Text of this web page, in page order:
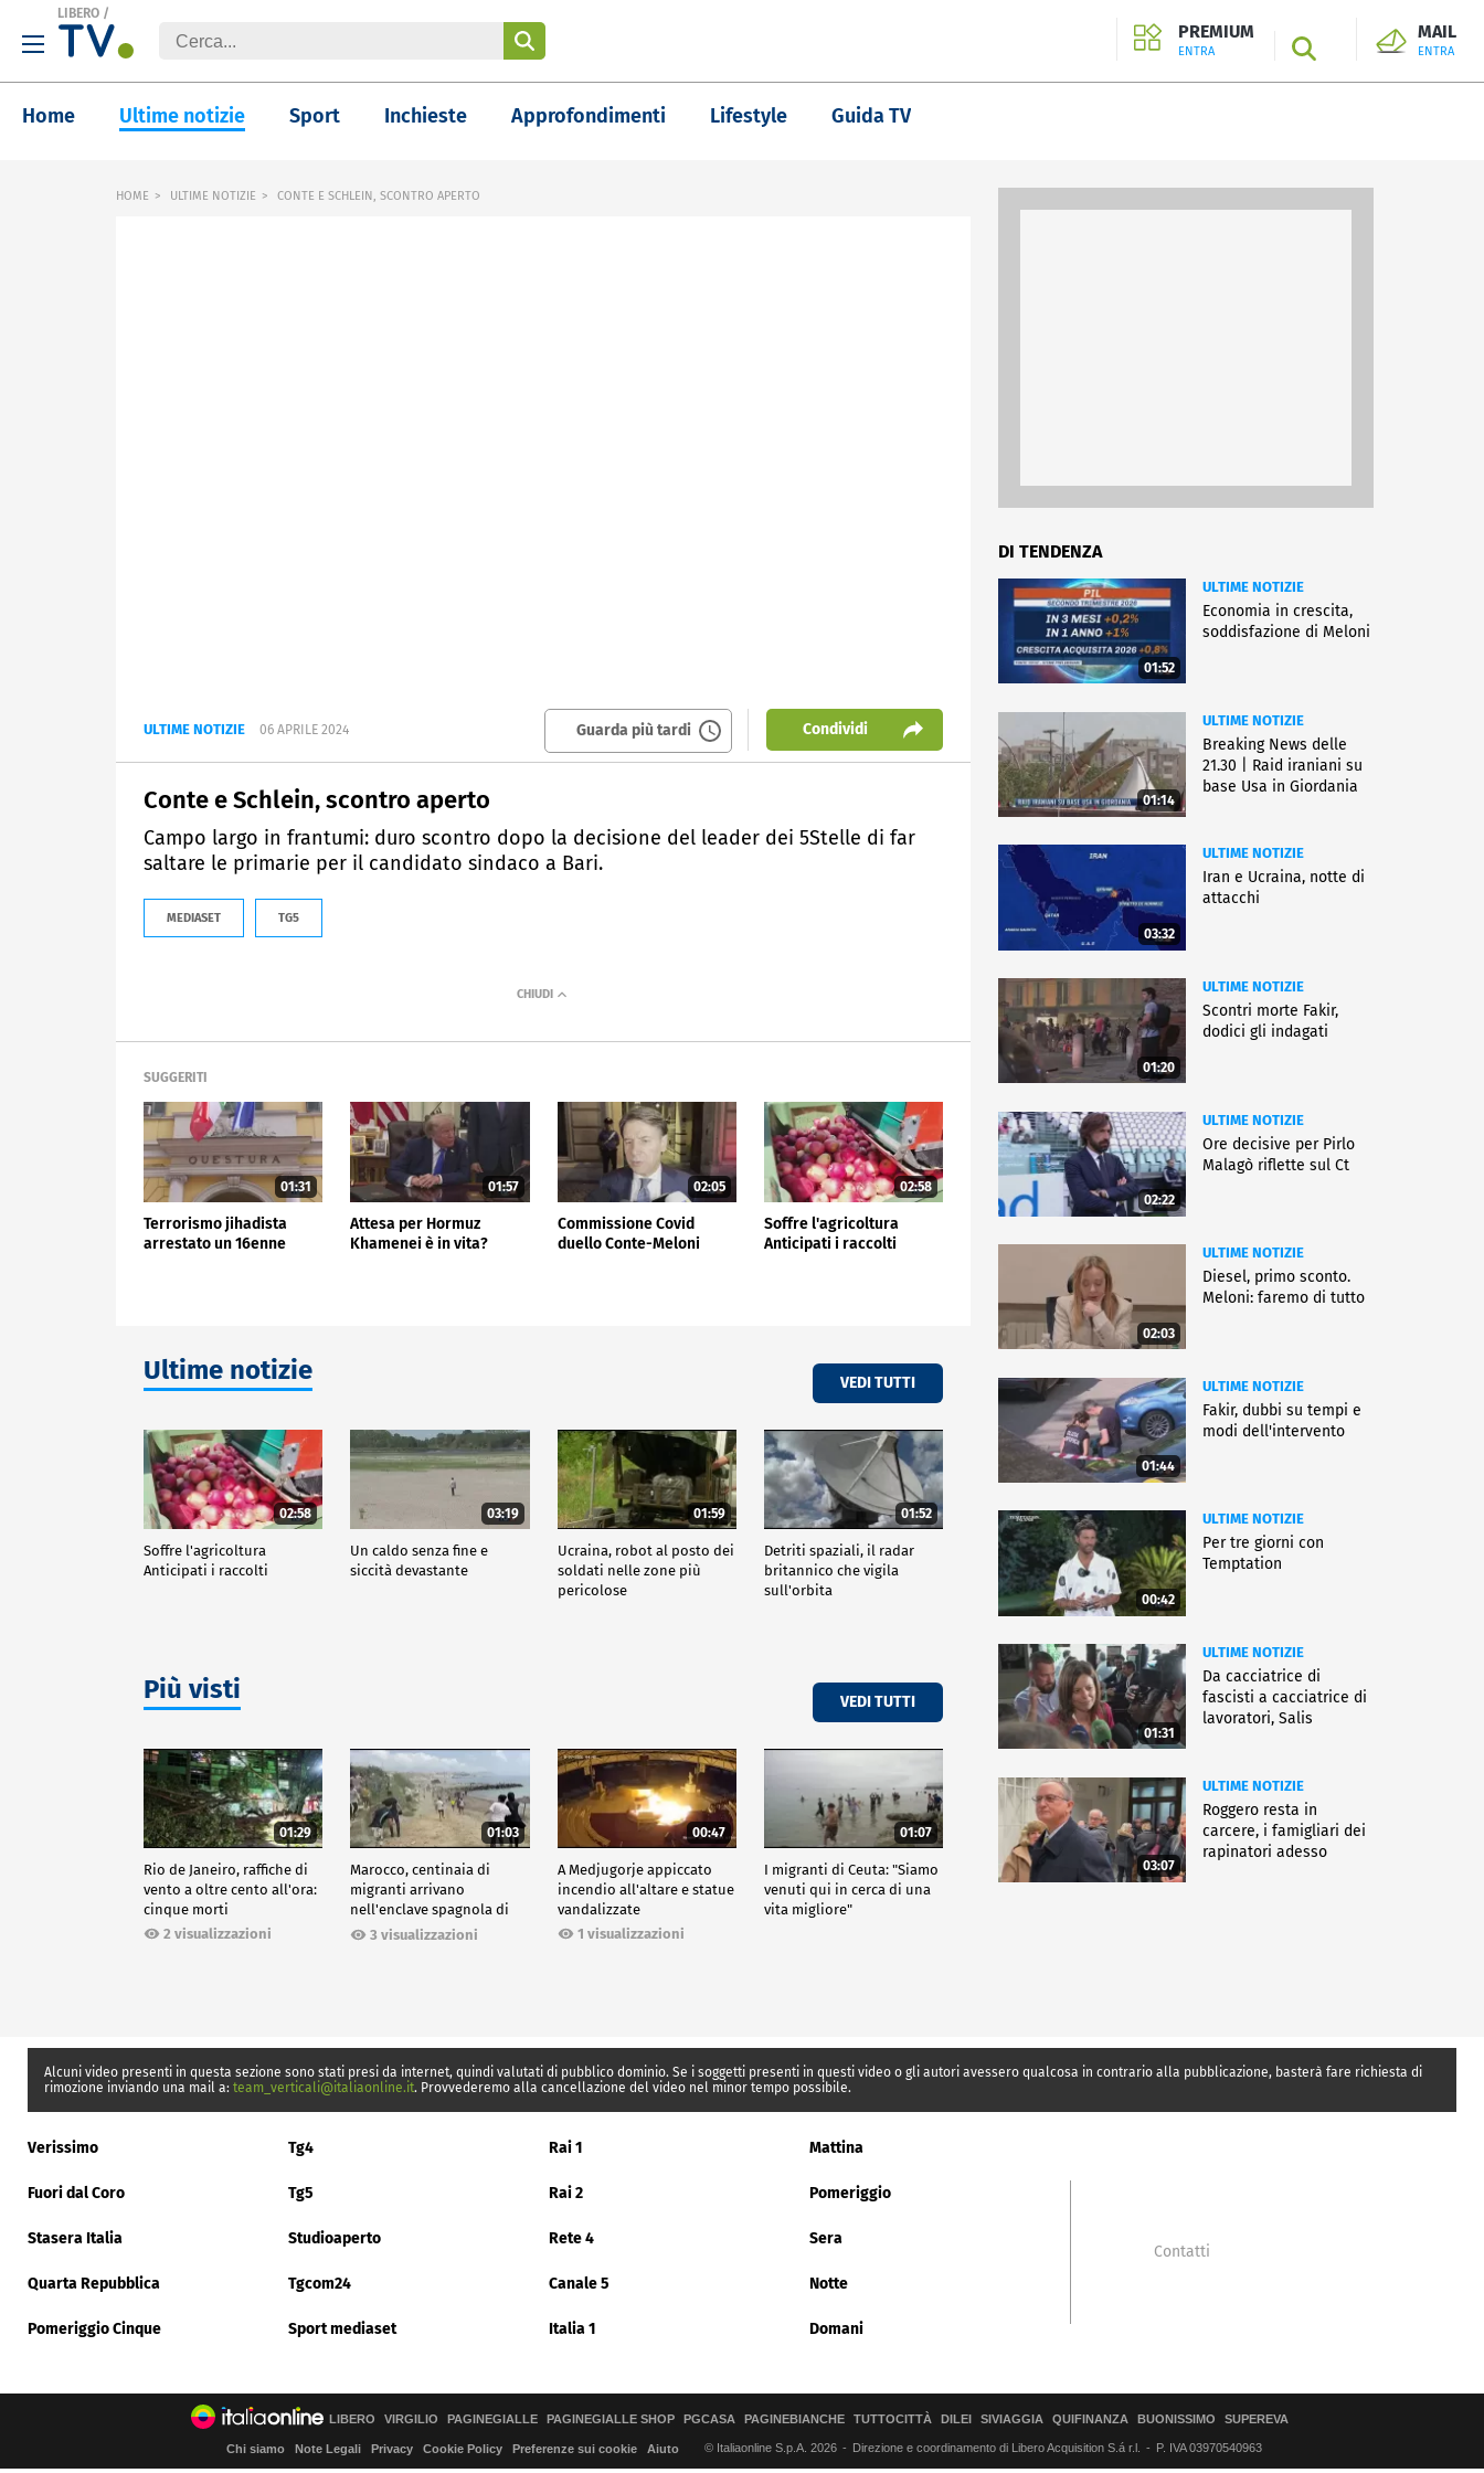
LIBERO /
PREMIUM
ENTRA SEARCH
MAIL
ENTRA
Home Ultime notizie Sport Inchieste Approfondimenti Lifestyle Guida TV
HOME ULTIME NOTIZIE CONTE E SCHLEIN, SCONTRO APERTO
ULTIME NOTIZIE 06 APRILE 2024 Guarda più tardi Condividi
Conte e Schlein, scontro aperto
Campo largo in frantumi: duro scontro dopo la decisione del leader dei 5Stelle di far
saltare le primarie per il candidato sindaco a Bari.
MEDIASET TG5
SUGGERITI
01:31
Terrorismo jihadista
arrestato un 16enne
01:57
Attesa per Hormuz
Khamenei è in vita?
02:05
Commissione Covid
duello Conte-Meloni
02:58
Soffre l'agricoltura
Anticipati i raccolti
Ultime notizie VEDI TUTTI
02:58
Soffre l'agricoltura
Anticipati i raccolti
03:19
Un caldo senza fine e
siccità devastante
01:59
Ucraina, robot al posto dei
soldati nelle zone più
pericolose
01:52
Detriti spaziali, il radar
britannico che vigila
sull'orbita
Più visti VEDI TUTTI
01:29
Rio de Janeiro, raffiche di
vento a oltre cento all'ora:
cinque morti
2 visualizzazioni
01:03
Marocco, centinaia di
migranti arrivano
nell'enclave spagnola di
Ceuta3 visualizzazioni
00:47
A Medjugorje appiccato
incendio all'altare e statue
vandalizzate
1 visualizzazioni
01:07
I migranti di Ceuta: "Siamo
venuti qui in cerca di una
vita migliore"
DI TENDENZA
01:52
ULTIME NOTIZIE
Economia in crescita,
soddisfazione di Meloni
01:14
ULTIME NOTIZIE
Breaking News delle
21.30 | Raid iraniani su
base Usa in Giordania
03:32
ULTIME NOTIZIE
Iran e Ucraina, notte di
attacchi
01:20
ULTIME NOTIZIE
Scontri morte Fakir,
dodici gli indagati
02:22
ULTIME NOTIZIE
Ore decisive per Pirlo
Malagò riflette sul Ct
02:03
ULTIME NOTIZIE
Diesel, primo sconto.
Meloni: faremo di tutto
01:44
ULTIME NOTIZIE
Fakir, dubbi su tempi e
modi dell'intervento
00:42
ULTIME NOTIZIE
Per tre giorni con
Temptation
01:31
ULTIME NOTIZIE
Da cacciatrice di
fascisti a cacciatrice di
lavoratori, Salis
03:07
ULTIME NOTIZIE
Roggero resta in
carcere, i famigliari dei
rapinatori adesso
Alcuni video presenti in questa sezione sono stati presi da internet, quindi valutati di pubblico dominio. Se i soggetti presenti in questi video o gli autori avessero qualcosa in contrario alla pubblicazione, basterà fare richiesta di
rimozione inviando una mail a: team_verticali@italiaonline.it. Provvederemo alla cancellazione del video nel minor tempo possibile.
Verissimo Tg4 Rai 1 Mattina
Fuori dal Coro Tg5 Rai 2 Pomeriggio
Stasera Italia Studioaperto Rete 4 Sera
Quarta Repubblica Tgcom24 Canale 5 Notte
Pomeriggio Cinque Sport mediaset Italia 1 Domani
Contatti
LIBERO VIRGILIO PAGINEGIALLE PAGINEGIALLE SHOP PGCASA PAGINEBIANCHE TUTTOCITTÀ DILEI SIVIAGGIA QUIFINANZA BUONISSIMO SUPEREVA
Chi siamo Note Legali Privacy Cookie Policy Preferenze sui cookie Aiuto © Italiaonline S.p.A. 2026 Direzione e coordinamento di Libero Acquisition S.á r.l. P. IVA 03970540963